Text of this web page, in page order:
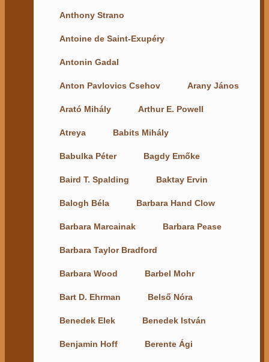
Anthony Strano
Antoine de Saint-Exupéry
Antonin Gadal
Anton Pavlovics Csehov Arany János
Arató Mihály Arthur E. Powell
Atreya Babits Mihály
Babulka Péter Bagdy Emőke
Baird T. Spalding Baktay Ervin
Balogh Béla Barbara Hand Clow
Barbara Marcainak Barbara Pease
Barbara Taylor Bradford
Barbara Wood Barbel Mohr
Bart D. Ehrman Belső Nóra
Benedek Elek Benedek István
Benjamin Hoff Berente Ági